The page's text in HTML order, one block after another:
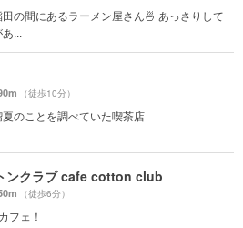
の間にあるラーメン屋さん🍜 あっさりして
...
（徒歩10分）
のことを調べていた喫茶店
ンクラブ cafe cotton club
（徒歩6分）
フェ！